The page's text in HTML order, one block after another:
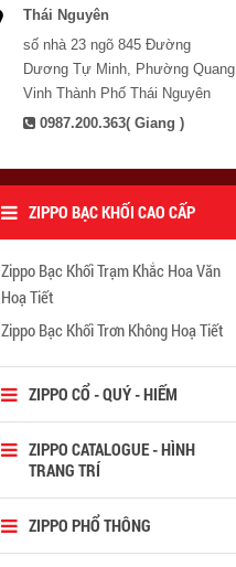
Thái Nguyên
số nhà 23 ngõ 845 Đường
Dương Tự Minh, Phường Quang
Vinh Thành Phố Thái Nguyên
0987.200.363( Giang )
ZIPPO BẠC KHỐI CAO CẤP
Zippo Bạc Khối Trạm Khắc Hoa Văn
Hoạ Tiết
Zippo Bạc Khối Trơn Không Hoạ Tiết
ZIPPO CỔ - QUÝ - HIẾM
ZIPPO CATALOGUE - HÌNH
TRANG TRÍ
ZIPPO PHỔ THÔNG